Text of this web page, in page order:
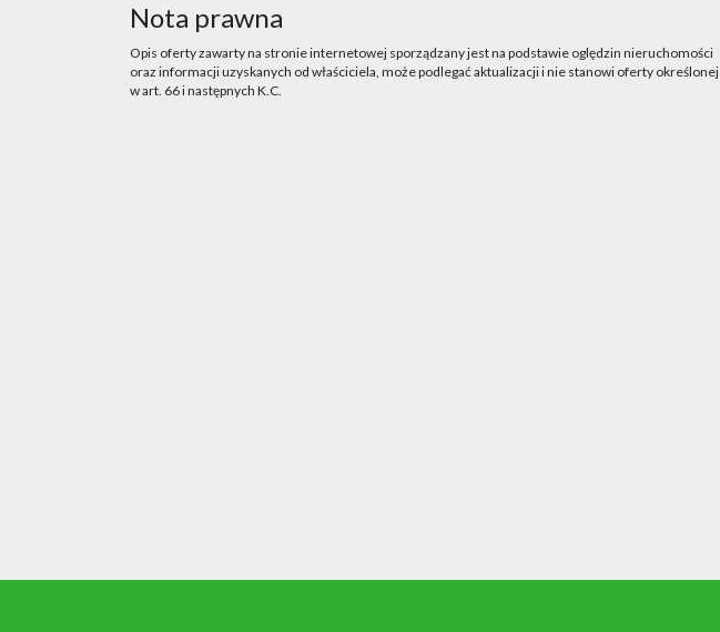
Nota prawna
Opis oferty zawarty na stronie internetowej sporządzany jest na podstawie oględzin nieruchomości
oraz informacji uzyskanych od właściciela, może podlegać aktualizacji i nie stanowi oferty określonej
w art. 66 i następnych K.C.